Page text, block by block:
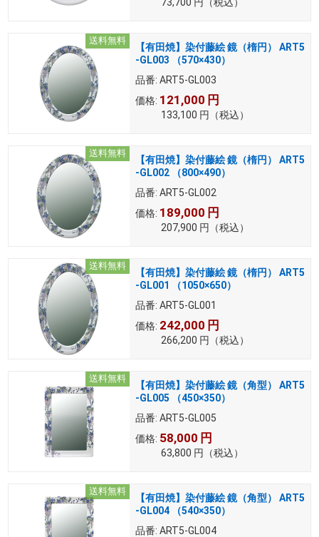
送料無料
【有田焼】染付藤絵 鏡（楕円） ART5
-GL003 （570×430）
品番: ART5-GL003
価格: 121,000 円
133,100 円 （税込）
送料無料
【有田焼】染付藤絵 鏡（楕円） ART5
-GL002 （800×490）
品番: ART5-GL002
価格: 189,000 円
207,900 円 （税込）
送料無料
【有田焼】染付藤絵 鏡（楕円） ART5
-GL001 （1050×650）
品番: ART5-GL001
価格: 242,000 円
266,200 円 （税込）
送料無料
【有田焼】染付藤絵 鏡（角型） ART5
-GL005 （450×350）
品番: ART5-GL005
価格: 58,000 円
63,800 円 （税込）
送料無料
【有田焼】染付藤絵 鏡（角型） ART5
-GL004 （540×350）
品番: ART5-GL004